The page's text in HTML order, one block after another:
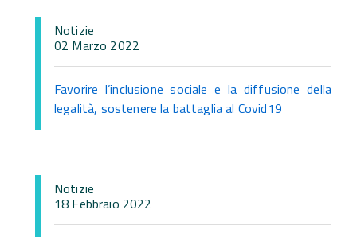
Notizie
02 Marzo 2022
Favorire l’inclusione sociale e la diffusione della
legalità, sostenere la battaglia al Covid19
Notizie
18 Febbraio 2022